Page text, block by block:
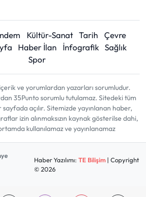
Kültür-Sanat Tarih
Çevre
Haber İlan İnfografik Sağlık
Spor
ve yorumlardan yazarları sorumludur.
35Punto sorumlu tutulamaz. Sitedeki tüm
açılır. Sitemizde yayınlanan haber,
izin alınmaksızın kaynak gösterilse dahi,
kullanılamaz ve yayınlanamaz
Haber Yazılımı: TE Bilişim| Copyright
© 2026